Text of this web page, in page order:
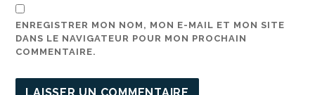
ENREGISTRER MON NOM, MON E-MAIL ET MON SITE
DANS LE NAVIGATEUR POUR MON PROCHAIN
COMMENTAIRE.